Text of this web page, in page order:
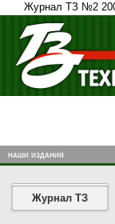
Журнал ТЗ №2
наши издания
Журнал ТЗ